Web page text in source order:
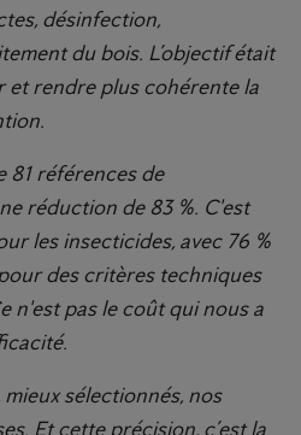
désinfection,
du bois. L’objectif était
et rendre plus cohérente la
81 références de
réduction de 83 %. C'est
les insecticides, avec 76 %
des critères techniques
n'est pas le coût qui nous a
sélectionnés, nos
Et cette précision, c’est la